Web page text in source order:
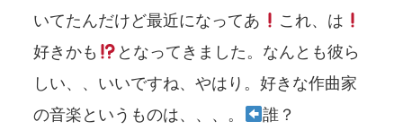
いてたんだけど最近になってあ
これ、は
好きかも
となってきました。なんとも彼ら
しい、、いいですね、やはり。好きな作曲家
の音楽というものは、、、。
誰？